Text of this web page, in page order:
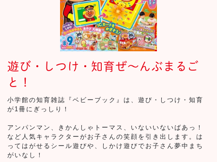
遊び・しつけ・知育ぜ～んぶまるご
と！
小学館の知育雑誌『ベビーブック』は、遊び・しつけ・知育
が1冊にぎっしり！
アンパンマン、きかんしゃトーマス、いないいないばあっ！
など人気キャラクターがお子さんの笑顔を引き出します。は
ってはがせるシール遊びや、しかけ遊びでお子さん夢中まち
がいなし！